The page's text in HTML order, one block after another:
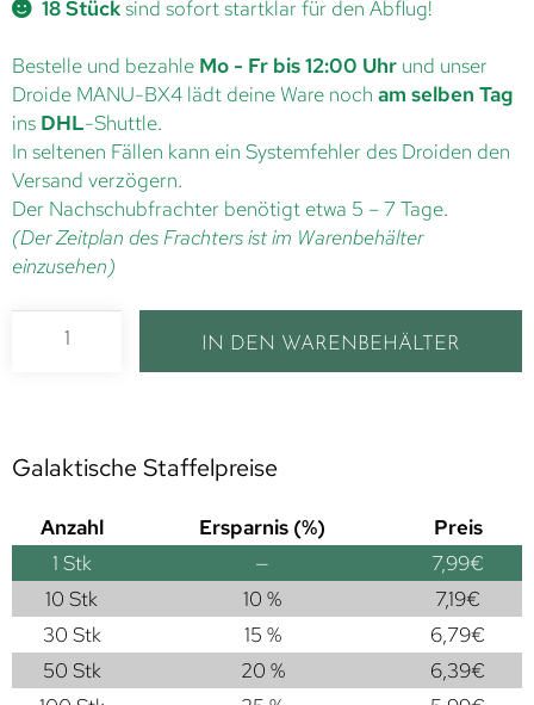
18 Stücksind sofort startklar für den Abflug!
Bestelle und bezahle Mo - Fr bis 12:00 Uhr und unser
Droide MANU-BX4 lädt deine Ware noch am selben Tag
ins DHL-Shuttle.
In seltenen Fällen kann ein Systemfehler des Droiden den
Versand verzögern.
Der Nachschubfrachter benötigt etwa 5 – 7 Tage.
(Der Zeitplan des Frachters ist im Warenbehälter
einzusehen)
IN DEN WARENBEHÄLTER
Galaktische Staffelpreise
Anzahl Ersparnis (%)
Preis
1 Stk — 7,99€
10 Stk
10 % 7,19€
30 Stk
15 % 6,79€
50 Stk
20 % 6,39€